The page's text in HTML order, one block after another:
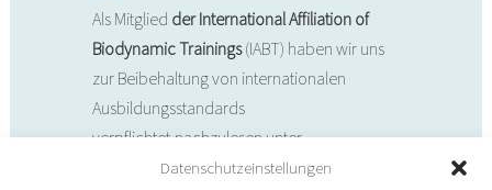
Datenschutzeinstellungen
Als Mitglied der International Affiliation of
Biodynamic Trainings(IABT) haben wir uns
zur Beibehaltung von internationalen
Ausbildungsstandards
verpflichtet,nachzulesen unter
www.craniosacral-biodynamic.org.